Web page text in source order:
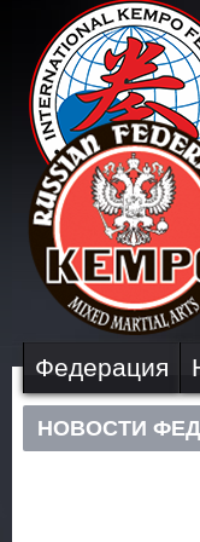
Федерация
НОВОСТИ